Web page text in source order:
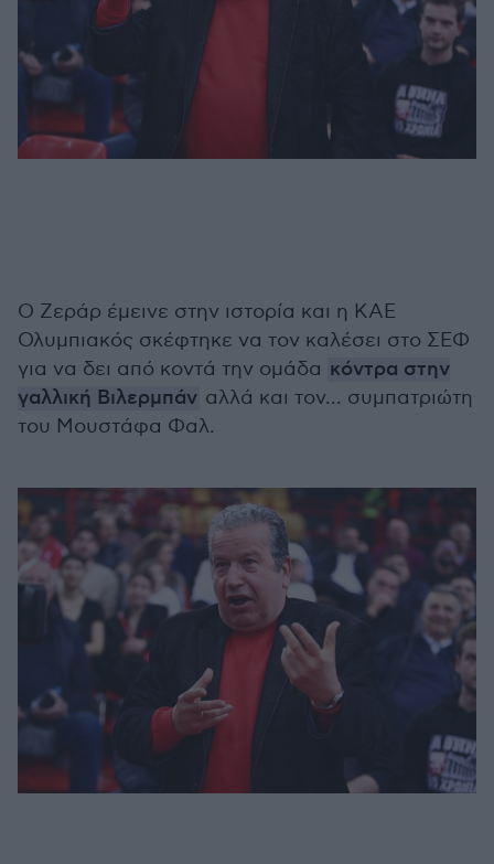
Ο Ζεράρ έμεινε στην ιστορία και η ΚΑΕ
Ολυμπιακός σκέφτηκε να τον καλέσει στο ΣΕΦ
για να δει από κοντά την ομάδα κόντρα στην
γαλλική Βιλερμπάν αλλά και τον... συμπατριώτη
του Μουστάφα Φαλ.